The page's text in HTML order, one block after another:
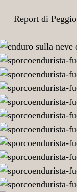
Report di Peggio